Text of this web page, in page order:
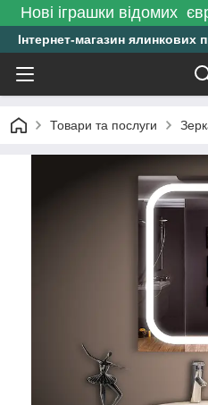
Нові іграшки відомих
Інтернет-магазин ялинкових
Товари та послуги